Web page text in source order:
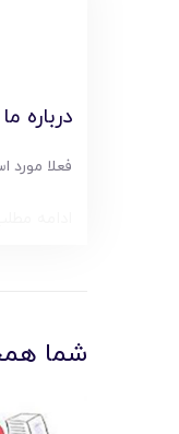
درباره
فعلا
شما